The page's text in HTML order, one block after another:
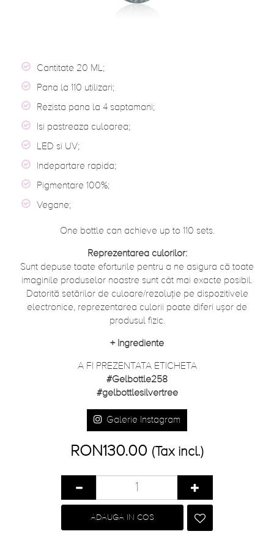
Cantitate 20 ML;
Pana la 110 utilizari;
Rezista pana la 4 saptamani;
Isi pastreaza culoarea;
LED si UV;
Indepartare rapida;
Pigmentare 100%;
Vegane;
One bottle can achieve up to 110 sets.
Reprezentarea culorilor:
Sunt depuse toate eforturile pentru a ne asigura că toate
imaginile produselor noastre sunt cât mai exacte posibil.
Datorită setărilor de culoare/rezoluție pe dispozitivele
electronice, reprezentarea culorii poate diferi ușor de
produsul fizic.
+ Ingrediente
A FI PREZENTATA ETICHETA
#Gelbottle258
#gelbottlesilvertree
Galerie Instagram
RON130.00 (Tax incl.)
ADAUGA IN COS